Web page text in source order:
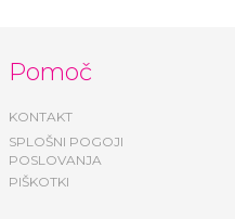
Pomoč
KONTAKT
SPLOŠNI POGOJI
POSLOVANJA
PIŠKOTKI